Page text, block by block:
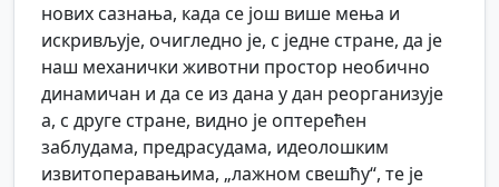
нових сазнања, када се још више мења и
искривљује, очигледно је, с једне стране, да је
наш механички животни простор необично
динамичан и да се из дана у дан реорганизује
а, с друге стране, видно је оптерећен
заблудама, предрасудама, идеолошким
извитоперавањима, „лажном свешћу“, те је